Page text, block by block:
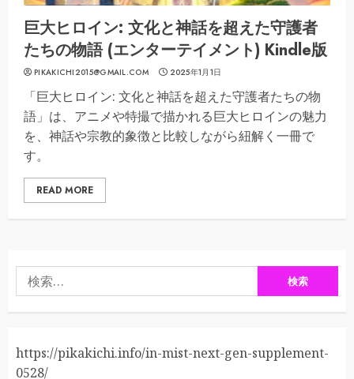
巨大ヒロイン: 文化と神話を超えた守護者
たちの物語 (エンターテイメント) Kindle版
PIKAKICHI2015@GMAIL.COM 2025年1月1日
「巨大ヒロイン: 文化と神話を超えた守護者たちの物
語」は、アニメや特撮で描かれる巨大ヒロインの魅力
を、神話や宗教的象徴と比較しながら紐解く一冊で
す。
READ MORE
索:
https://pikakichi.info/in-mist-next-gen-supplement-
0528/